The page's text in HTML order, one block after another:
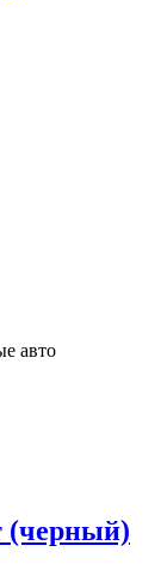
авто
(черный)